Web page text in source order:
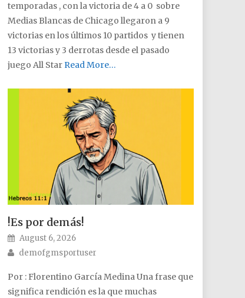
temporadas , con la victoria de 4 a 0 sobre
Medias Blancas de Chicago llegaron a 9
victorias en los últimos 10 partidos y tienen
13 victorias y 3 derrotas desde el pasado
juego All Star Read More…
!Es por demás!
Posted on
August 6, 2026
Author
demofgmsportuser
Por : Florentino García Medina Una frase que
significa rendición es la que muchas